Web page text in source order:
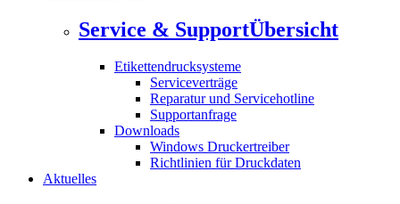
Service & SupportÜbersicht
Etikettendrucksysteme
Serviceverträge
Reparatur und Servicehotline
Supportanfrage
Downloads
Windows Druckertreiber
Richtlinien für Druckdaten
Aktuelles